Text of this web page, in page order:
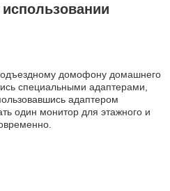
домофону домашнего
специальными адаптерами,
адаптером
один монитор для этажного и